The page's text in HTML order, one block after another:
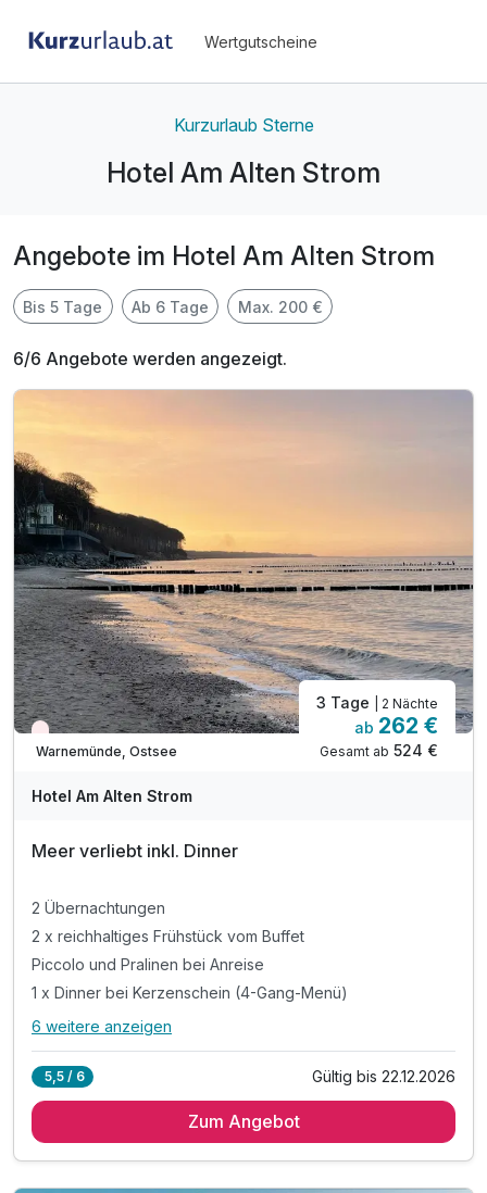
Wertgutscheine
Kurzurlaub Sterne
Hotel Am Alten Strom
Angebote im Hotel Am Alten Strom
Bis 5 Tage Ab 6 Tage Max. 200 €
6/6 Angebote werden angezeigt.
Wieder frei ab Oktober
Warnemünde, Ostsee
3 Tage | 2 Nächte
ab 262 €
Gesamt ab 524 €
Hotel Am Alten Strom
Meer verliebt inkl. Dinner
2 Übernachtungen
2 x reichhaltiges Frühstück vom Buffet
Piccolo und Pralinen bei Anreise
1 x Dinner bei Kerzenschein (4-Gang-Menü)
Alle Inklusivleistungen
2 x reichhaltiges Frühstück vom Buffet
6 weitere anzeigen
5,5 / 6 Gültig bis 22.12.2026
Zum Angebot